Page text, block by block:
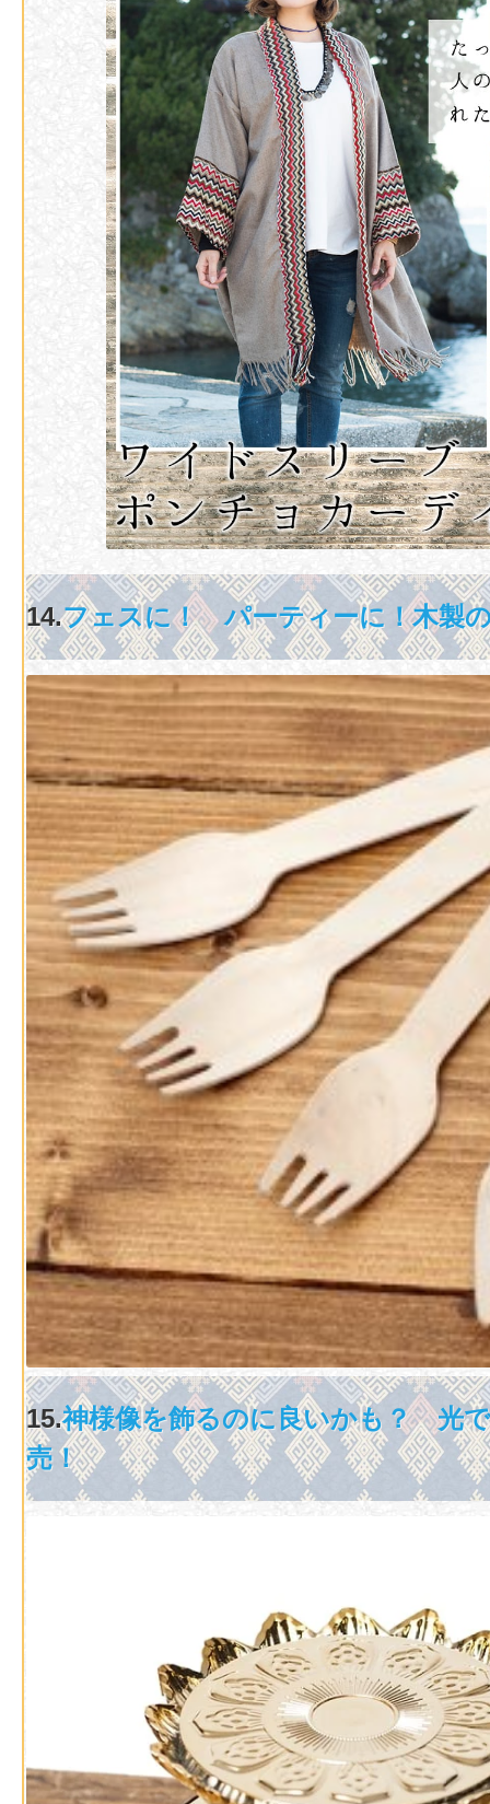
14.フェスに！ パーティーに！木製
15.神様像を飾るのに良いかも？ 光
売！